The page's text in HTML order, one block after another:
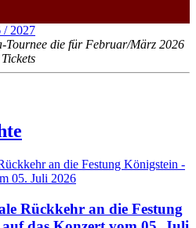
/ 2027
Tournee die für Februar/März 2026
Rückkehr an die Festung